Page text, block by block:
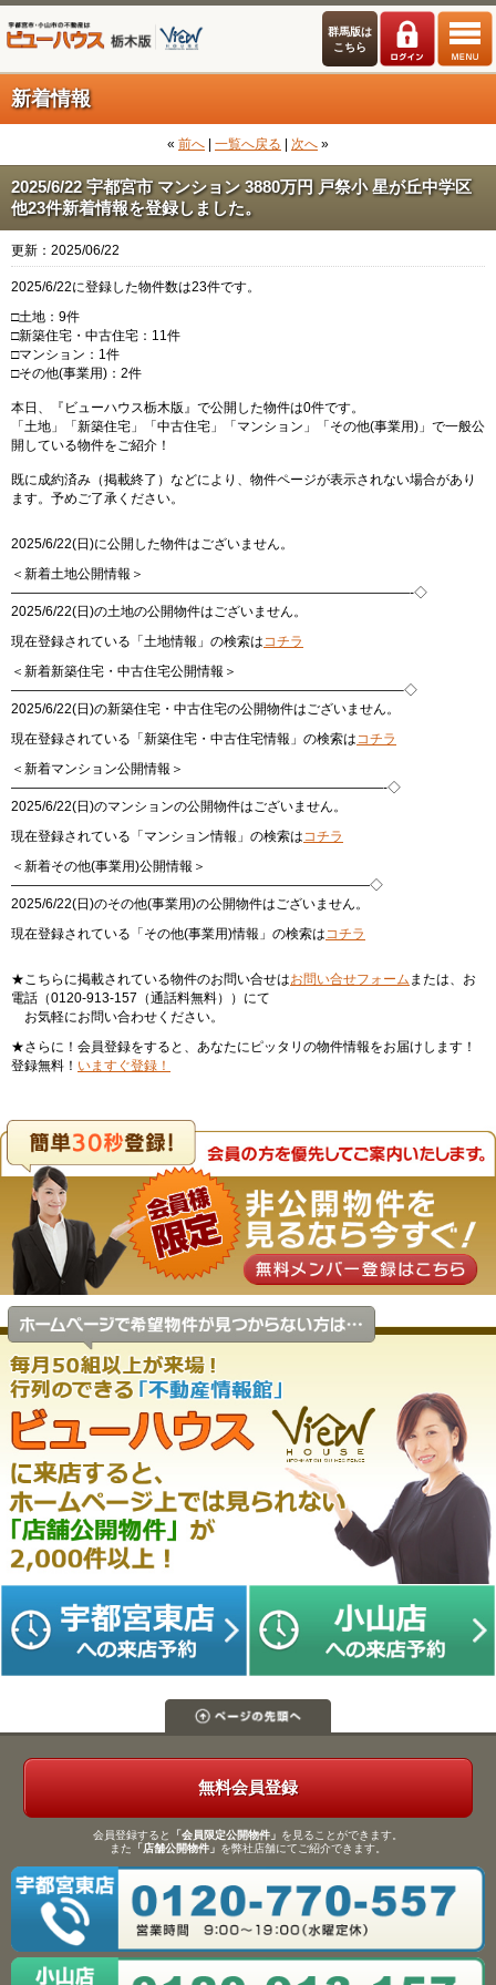
群馬版は
こちら
新着情報
« 前へ 一覧へ戻る 次へ »
2025/6/22 宇都宮市 マンション 3880万円 戸祭小 星が丘中学区
他23件新着情報を登録しました。
更新：2025/06/22
2025/6/22に登録した物件数は23件です。
□土地：9件
□新築住宅・中古住宅：11件
□マンション：1件
□その他(事業用)：2件
本日、『ビューハウス栃木版』で公開した物件は0件です。
「土地」「新築住宅」「中古住宅」「マンション」「その他(事業用)」で一般公
開している物件をご紹介！
既に成約済み（掲載終了）などにより、物件ページが表示されない場合があり
ます。予めご了承ください。
2025/6/22(日)に公開した物件はございません。
＜新着土地公開情報＞
——————————————————————————————-◇
2025/6/22(日)の土地の公開物件はございません。
現在登録されている「土地情報」の検索はコチラ
＜新着新築住宅・中古住宅公開情報＞
—————————————————————————————–◇
2025/6/22(日)の新築住宅・中古住宅の公開物件はございません。
現在登録されている「新築住宅・中古住宅情報」の検索はコチラ
＜新着マンション公開情報＞
————————————————————————————-◇
2025/6/22(日)のマンションの公開物件はございません。
現在登録されている「マンション情報」の検索はコチラ
＜新着その他(事業用)公開情報＞
———————————————————————————◇
2025/6/22(日)のその他(事業用)の公開物件はございません。
現在登録されている「その他(事業用)情報」の検索はコチラ
★こちらに掲載されている物件のお問い合せはお問い合せフォーム または、お
電話（0120-913-157（通話料無料））にて
お気軽にお問い合わせください。
★さらに！会員登録をすると、あなたにピッタリの物件情報をお届けします！
登録無料！ いますぐ登録！
無料会員登録
会員登録すると 「会員限定公開物件」 を見ることができます。
また 「店舗公開物件」 を弊社店舗にてご紹介できます。